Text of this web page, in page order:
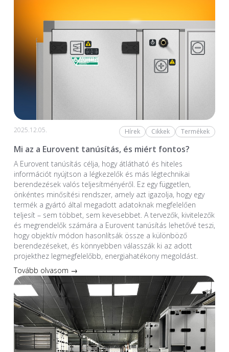
2025.12.05. Hírek Cikkek Termékek
Mi az a Eurovent tanúsítás, és miért fontos?
A Eurovent tanúsítás célja, hogy átlátható és hiteles
információt nyújtson a légkezelők és más légtechnikai
berendezések valós teljesítményéről. Ez egy független,
önkéntes minősítési rendszer, amely azt igazolja, hogy egy
termék a gyártó által megadott adatoknak megfelelően
teljesít – sem többet, sem kevesebbet. A tervezők, kivitelezők
és megrendelők számára a Eurovent tanúsítás lehetővé teszi,
hogy objektív módon hasonlítsák össze a különböző
berendezéseket, és könnyebben válasszák ki az adott
projekthez legmegfelelőbb, energiahatékony megoldást.
Tovább olvasom →